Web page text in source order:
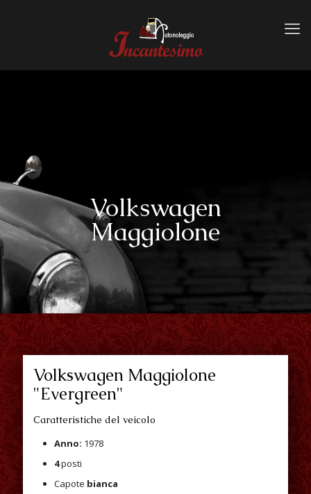
Volkswagen
Maggiolone
Volkswagen Maggiolone
"Evergreen"
Caratteristiche del veicolo
Anno: 1978
4posti
Capote bianca